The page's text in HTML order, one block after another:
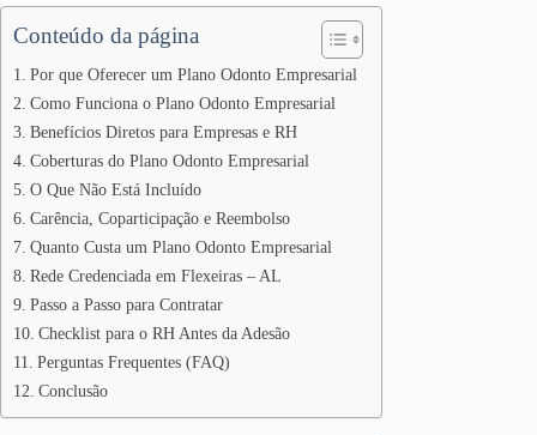
Conteúdo da página
Por que Oferecer um Plano Odonto Empresarial
Como Funciona o Plano Odonto Empresarial
Benefícios Diretos para Empresas e RH
Coberturas do Plano Odonto Empresarial
O Que Não Está Incluído
Carência, Coparticipação e Reembolso
Quanto Custa um Plano Odonto Empresarial
Rede Credenciada em Flexeiras – AL
Passo a Passo para Contratar
Checklist para o RH Antes da Adesão
Perguntas Frequentes (FAQ)
Conclusão